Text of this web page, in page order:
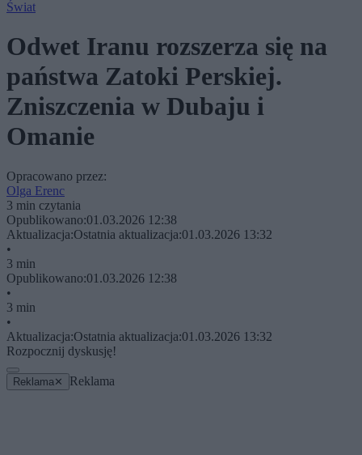
Świat
Odwet Iranu rozszerza się na
państwa Zatoki Perskiej.
Zniszczenia w Dubaju i
Omanie
Opracowano przez:
Olga Erenc
3 min czytania
Opublikowano:01.03.2026 12:38
Aktualizacja:Ostatnia aktualizacja:01.03.2026 13:32
•
3 min
Opublikowano:01.03.2026 12:38
•
3 min
•
Aktualizacja:Ostatnia aktualizacja:01.03.2026 13:32
Rozpocznij dyskusję!
Reklama ✕ Reklama